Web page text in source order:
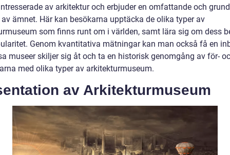
av arkitektur och erbjuder en omfattande och
ämnet. Här kan besökarna upptäcka de olika typer av
som finns runt om i världen, samt lära sig om dess
Genom kvantitativa mätningar kan man också få en
museer skiljer sig åt och ta en historisk genomgång av för-
med olika typer av arkitekturmuseum.
av Arkitekturmuseum